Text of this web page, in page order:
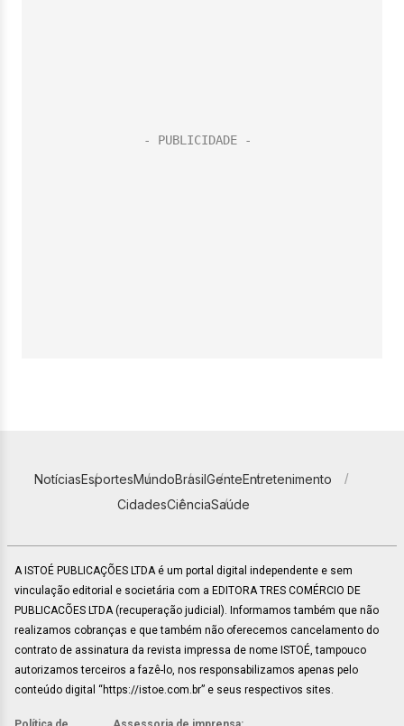
NotíciasEsportesMundoBrasilGenteEntretenimento
CidadesCiênciaSaúde
A ISTOÉ PUBLICAÇÕES LTDA é um portal digital independente e sem
vinculação editorial e societária com a EDITORA TRES COMÉRCIO DE
PUBLICACÕES LTDA (recuperação judicial). Informamos também que não
realizamos cobranças e que também não oferecemos cancelamento do
contrato de assinatura da revista impressa de nome ISTOÉ, tampouco
autorizamos terceiros a fazê-lo, nos responsabilizamos apenas pelo
conteúdo digital “https://istoe.com.br” e seus respectivos sites.